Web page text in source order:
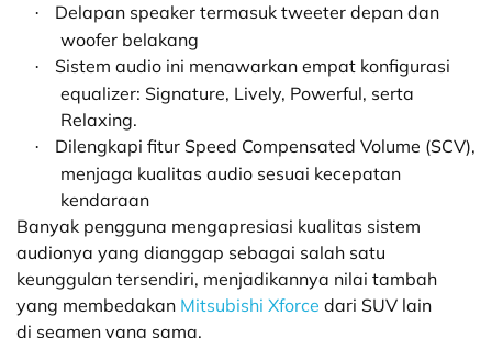
·
Delapan speaker termasuk tweeter depan dan
woofer belakang
·
Sistem audio ini menawarkan empat konfigurasi
equalizer: Signature, Lively, Powerful, serta
Relaxing.
·
Dilengkapi fitur Speed Compensated Volume (SCV),
menjaga kualitas audio sesuai kecepatan
kendaraan
pengguna mengapresiasi kualitas sistem
audionya yang dianggap sebagai salah satu
keunggulan tersendiri, menjadikannya nilai tambah
yang membedakan Mitsubishi Xforce dari SUV lain
di segmen yang sama.